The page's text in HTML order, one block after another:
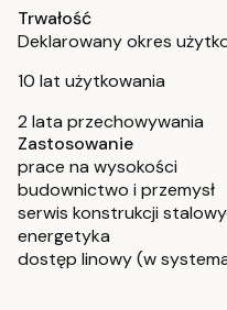
Trwałość
Deklarowany okres
10 lat użytkowania
2 lata przechowywania
Zastosowanie
prace na wysokości
budownictwo i przemysł
serwis konstrukcji
energetyka
dostęp linowy (w